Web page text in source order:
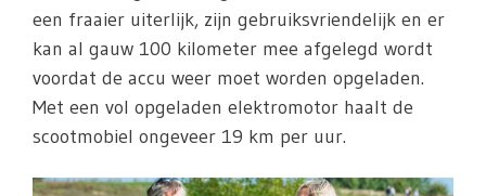
een fraaier uiterlijk, zijn gebruiksvriendelijk en er
kan al gauw 100 kilometer mee afgelegd wordt
voordat de accu weer moet worden opgeladen.
Met een vol opgeladen elektromotor haalt de
scootmobiel ongeveer 19 km per uur.